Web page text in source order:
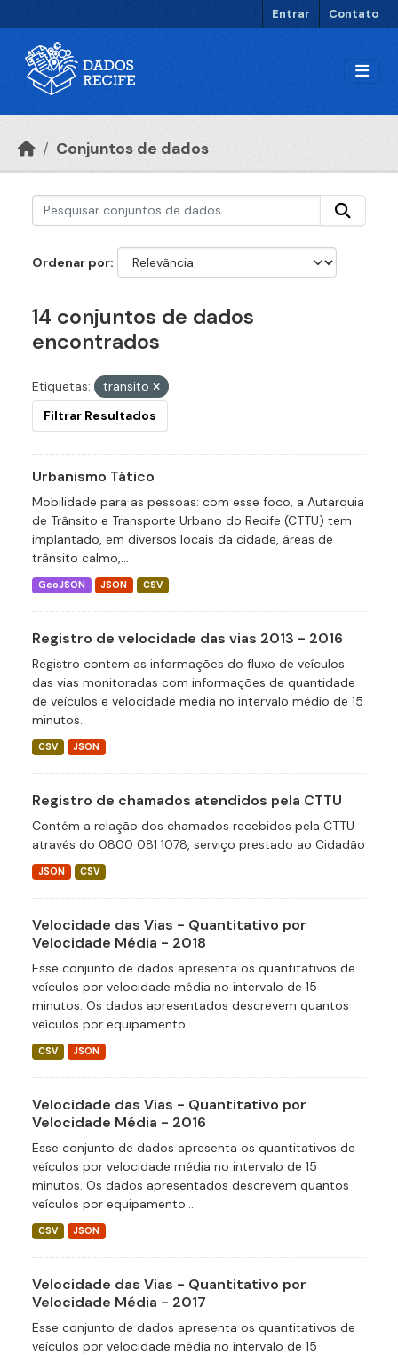
Entrar Contato
Conjuntos de dados
Ordenar por
14 conjuntos de dados
encontrados
Etiquetas:
transito
Filtrar Resultados
Urbanismo Tático
Mobilidade para as pessoas: com esse foco, a Autarquia
de Trânsito e Transporte Urbano do Recife (CTTU) tem
implantado, em diversos locais da cidade, áreas de
trânsito calmo,...
GeoJSON JSON CSV
Registro de velocidade das vias 2013 - 2016
Registro contem as informações do fluxo de veículos
das vias monitoradas com informações de quantidade
de veículos e velocidade media no intervalo médio de 15
minutos.
CSV JSON
Registro de chamados atendidos pela CTTU
Contém a relação dos chamados recebidos pela CTTU
através do 0800 081 1078, serviço prestado ao Cidadão
JSON CSV
Velocidade das Vias - Quantitativo por
Velocidade Média - 2018
Esse conjunto de dados apresenta os quantitativos de
veículos por velocidade média no intervalo de 15
minutos. Os dados apresentados descrevem quantos
veículos por equipamento...
CSV JSON
Velocidade das Vias - Quantitativo por
Velocidade Média - 2016
Esse conjunto de dados apresenta os quantitativos de
veículos por velocidade média no intervalo de 15
minutos. Os dados apresentados descrevem quantos
veículos por equipamento...
CSV JSON
Velocidade das Vias - Quantitativo por
Velocidade Média - 2017
Esse conjunto de dados apresenta os quantitativos de
veículos por velocidade média no intervalo de 15